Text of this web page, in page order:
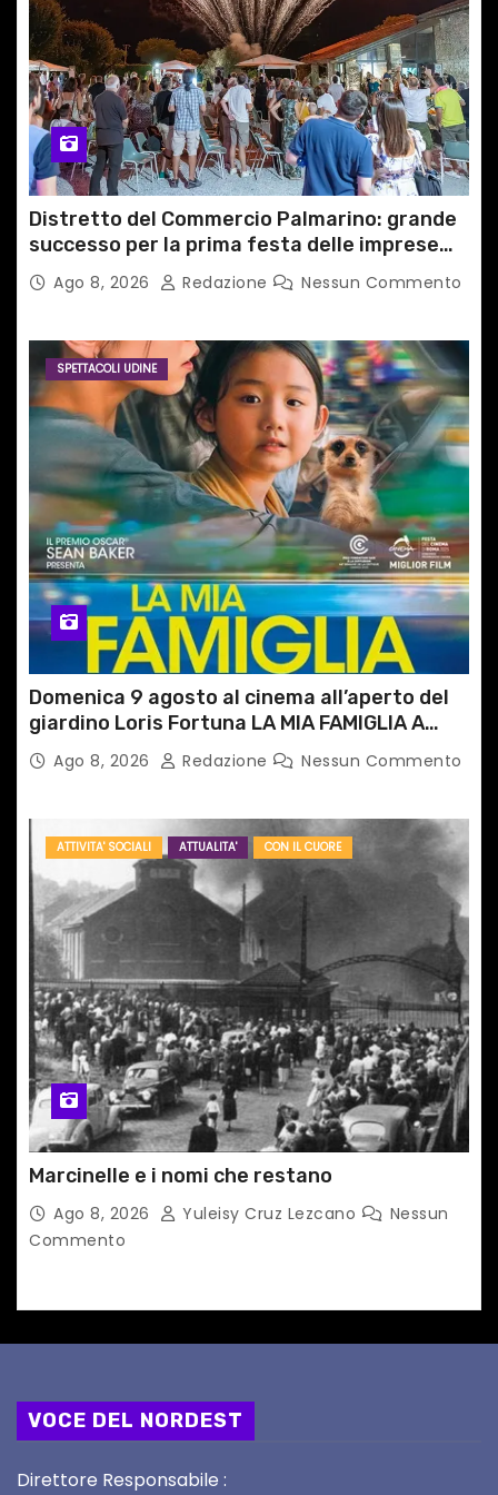
Distretto del Commercio Palmarino: grande
successo per la prima festa delle imprese
del territorio
Ago 8, 2026 Redazione Nessun Commento
SPETTACOLI UDINE
Domenica 9 agosto al cinema all’aperto del
giardino Loris Fortuna LA MIA FAMIGLIA A
TAIPEIAgo 8, 2026 Redazione Nessun Commento
ATTIVITA' SOCIALI ATTUALITA' CON IL CUORE
Marcinelle e i nomi che restano
Ago 8, 2026 Yuleisy Cruz Lezcano
Nessun
Commento
VOCE DEL NORDEST
Direttore Responsabile :